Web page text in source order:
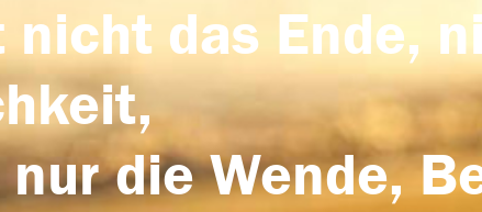
nicht das Ende,
die Wende,